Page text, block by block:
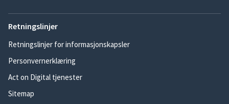
Retningslinjer
Retningslinjer for informasjonskapsler
Personvernerklæring
Act on Digital tjenester
Sitemap